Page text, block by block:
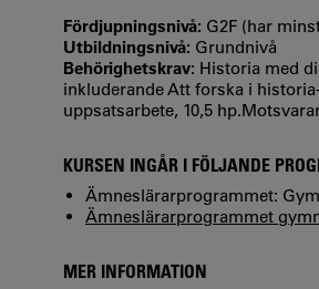
Fördjupningsnivå: G2F (har
Utbildningsnivå: Grundnivå
Behörighetskrav: Historia med
inkluderande Att forska i
uppsatsarbete, 10,5
KURSEN INGÅR I FÖLJANDE
Ämneslärarprogrammet:
Ämneslärarprogrammet
MER INFORMATION